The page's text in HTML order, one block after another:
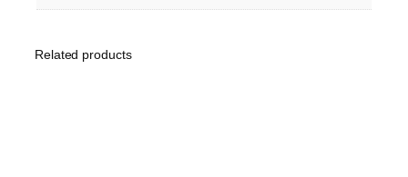
Related products